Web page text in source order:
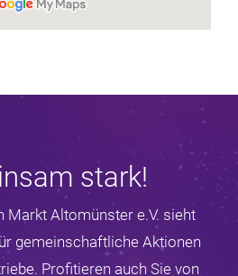
stark!
Markt Altomünster e.V. sieht
gemeinschaftliche Aktionen
Profitieren auch Sie von